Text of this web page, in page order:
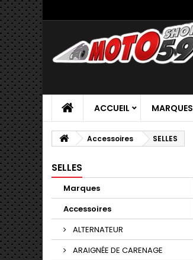
ACCUEIL MARQUES
Accessoires SELLES
SELLES
Marques
Accessoires
ALTERNATEUR
ARAIGNÉE DE CARENAGE